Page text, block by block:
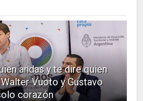
andas y te dire quien
Vuoto y Gustavo
corazón